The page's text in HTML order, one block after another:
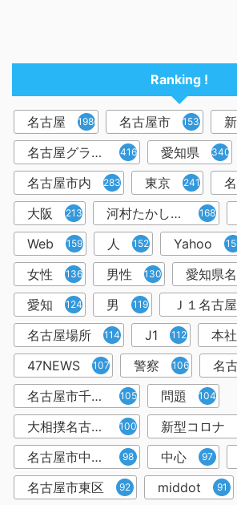
Ranking !
名古屋 1986 名古屋市 1538
名古屋グランパス 416 愛知県 340
名古屋市内 283 東京 241
大阪 213 河村たかし市長 168
Web 159 人 152 Yahoo
女性 136 男性 130
愛知 124 男 119 Ｊ１名古屋
名古屋場所 114 J1 112 本社
47NEWS 107 警察 106 名
名古屋市千種区 105 問題 104
大相撲名古屋場所 100 新型コロナ
名古屋市中村区 98 中心 97
名古屋市東区 92 middot 91